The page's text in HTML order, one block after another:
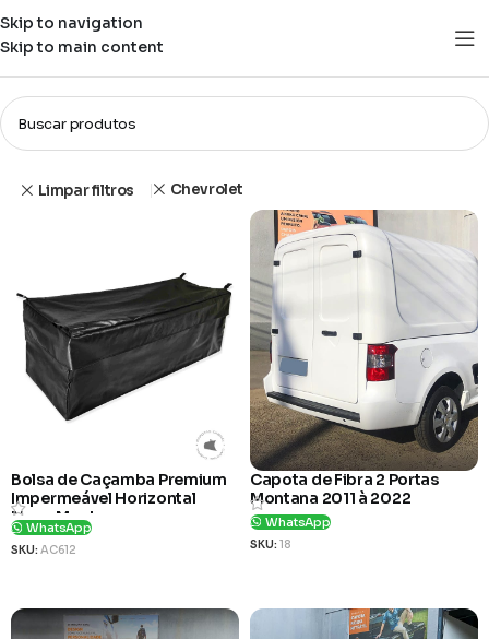
Skip to navigation
Skip to main content
Filtros
Limpar filtros Chevrolet
Bolsa de Caçamba Premium
Impermeável Horizontal
Nova Montana
WhatsApp
SKU: AC612
Capota de Fibra 2 Portas
Montana 2011 à 2022
WhatsApp
SKU: 18